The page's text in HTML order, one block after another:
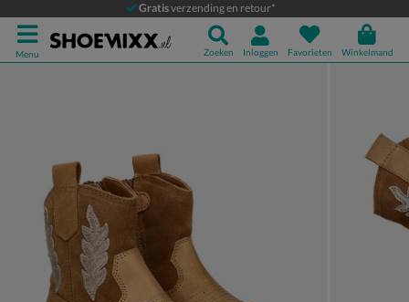
Gratisverzending en retour*
Menu Zoeken Inloggen Favorieten Winkelmand
Nelson Kids
Laarzen